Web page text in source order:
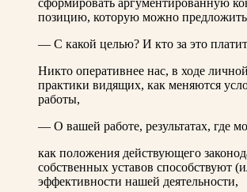
сформировать аргументированную
позицию, которую можно предложить
— С какой целью? И кто за это платит
Никто оперативнее нас, в ходе
практики видящих, как меняются
работы,
— О вашей работе, результатах, где
как положения действующего
собственных уставов способствуют
эффективности нашей деятельности,